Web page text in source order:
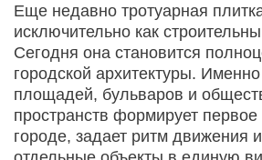
Еще недавно тротуарная
исключительно как
Сегодня она становится
городской архитектуры.
площадей, бульваров и
пространств формирует
городе, задает ритм движения